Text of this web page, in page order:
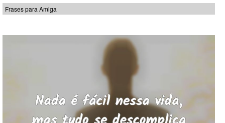
Frases para Amiga